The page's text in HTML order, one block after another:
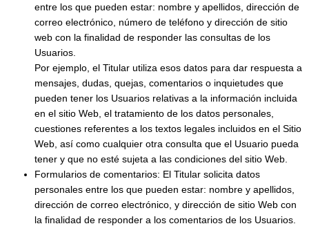
entre los que pueden estar: nombre y apellidos, dirección de
correo electrónico, número de teléfono y dirección de sitio
web con la finalidad de responder las consultas de los
Usuarios.
Por ejemplo, el Titular utiliza esos datos para dar respuesta a
mensajes, dudas, quejas, comentarios o inquietudes que
pueden tener los Usuarios relativas a la información incluida
en el sitio Web, el tratamiento de los datos personales,
cuestiones referentes a los textos legales incluidos en el Sitio
Web, así como cualquier otra consulta que el Usuario pueda
tener y que no esté sujeta a las condiciones del sitio Web.
Formularios de comentarios: El Titular solicita datos
personales entre los que pueden estar: nombre y apellidos,
dirección de correo electrónico, y dirección de sitio Web con
la finalidad de responder a los comentarios de los Usuarios.